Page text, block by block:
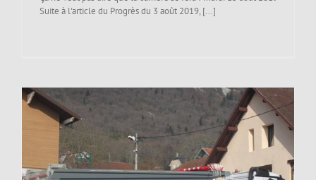
Suite à l'article du Progrès du 3 août 2019, [...]